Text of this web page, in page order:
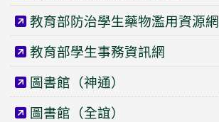
教育部防治學生藥物濫用資源網
教育部學生事務資訊網
圖書館（神通）
圖書館（全誼）